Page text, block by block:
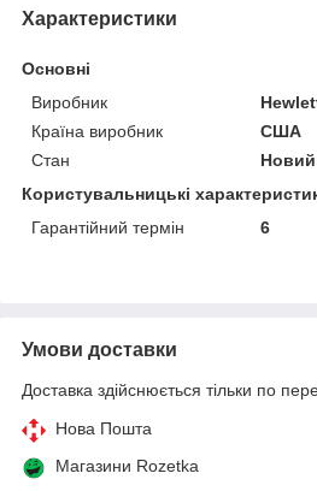
Характеристики
Основні
Виробник
Країна виробник
США
Стан
Новий
Користувальницькі
Гарантійний термін
6
Умови доставки
Доставка здійснюється тільки по
Нова Пошта
Магазини Rozetka